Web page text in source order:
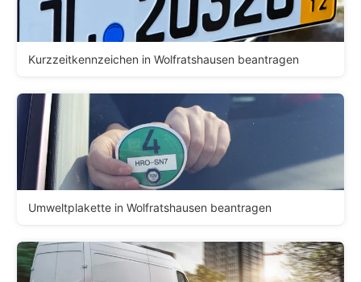
Kurzzeitkennzeichen in Wolfratshausen beantragen
Umweltplakette in Wolfratshausen beantragen